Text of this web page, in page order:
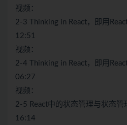
视频：
2-3 Thinking in React，即用
12:51
视频：
2-4 Thinking in React，即用
06:27
视频：
2-5 React中的状态管理与状态管
16:14